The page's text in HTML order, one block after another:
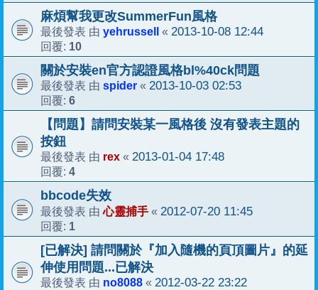
麻煩幫我更改SummerFun風格
最後發表 由 yehrussell « 2013-10-08 12:44
回覆: 10
關於安裝en官方認證風格bl%40ck問題
最後發表 由 spider « 2013-10-03 02:53
回覆: 6
【問題】請問安裝某一風格後 沒有發表主題的
按鈕
最後發表 由 rex « 2013-01-04 17:48
回覆: 4
bbcode失效
最後發表 由心靈捕手 « 2012-07-20 11:45
回覆: 1
[已解決] 請問關於『加入隨機的頁頂圖片』的延
伸使用問題...已解決
最後發表 由 no8088 « 2012-03-22 23:22